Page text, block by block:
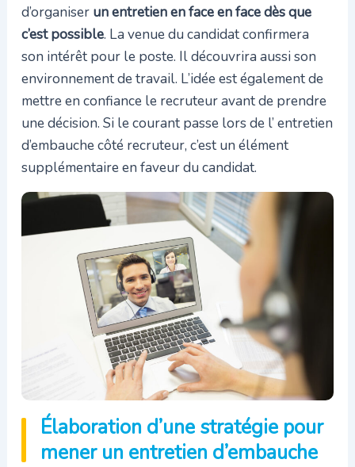
d’organiser un entretien en face en face dès que
c’est possible. La venue du candidat confirmera
son intérêt pour le poste. Il découvrira aussi son
environnement de travail. L’idée est également de
mettre en confiance le recruteur avant de prendre
une décision. Si le courant passe lors de l’ entretien
d’embauche côté recruteur, c’est un élément
supplémentaire en faveur du candidat.
Élaboration d’une stratégie pour
mener un entretien d’embauche